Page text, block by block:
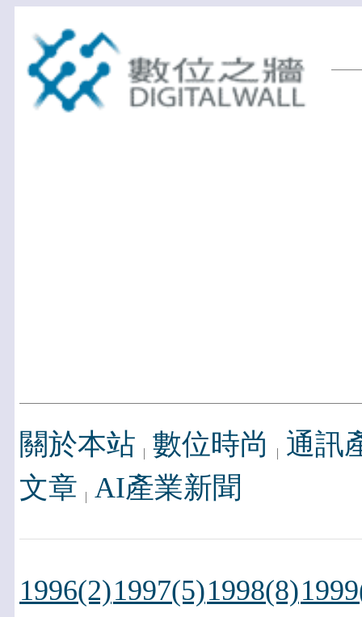
關於本站 數位時尚
通訊
文章 AI產業新聞
1996(2)1997(5)1998(8)